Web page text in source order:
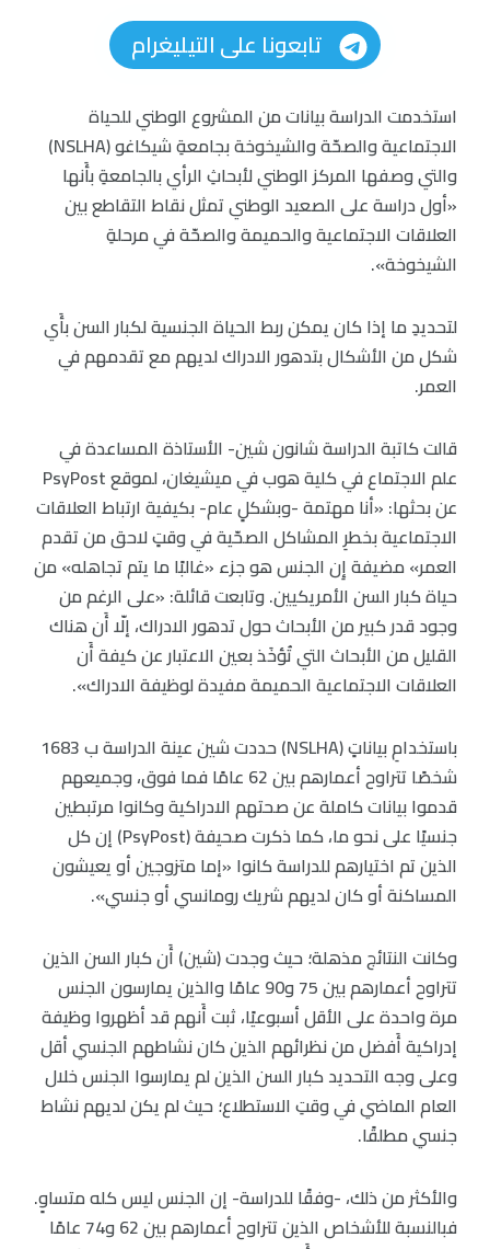
تابعونا على التيليغرام
استخدمت الدراسة بيانات من المشروع الوطني للحياة
الاجتماعية والصحّة والشيخوخة بجامعةِ شيكاغو (NSLHA)
والتي وصفها المركز الوطني لأبحاثِ الرأي بالجامعةِ بأَنها
«أول دراسة على الصعيد الوطني تمثل نقاط التقاطع بين
العلاقات الاجتماعية والحميمة والصحّة في مرحلةِ
الشيخوخة».
لتحديدِ ما إذا كان يمكن ربط الحياة الجنسية لكبار السن بأَي
شكل من الأشكال بتدهور الادراك لديهم مع تقدمهم في
العمر.
قالت كاتبة الدراسة شانون شين- الأستاذة المساعدة في
علم الاجتماع في كلية هوب في ميشيغان، لموقع PsyPost
عن بحثها: «أنا مهتمة -وبشكلٍ عام- بكيفية ارتباط العلاقات
الاجتماعية بخطرِ المشاكل الصحّية في وقتٍ لاحق من تقدم
العمر» مضيفة إِن الجنس هو جزء «غالبًا ما يتم تجاهله» من
حياة كبار السن الأمريكيين. وتابعت قائلة: «على الرغم من
وجود قدر كبير من الأبحاث حول تدهور الادراك، إلّا أَن هناك
القليل من الأبحاث التي تُؤخَذ بعين الاعتبار عن كيفة أَن
العلاقات الاجتماعية الحميمة مفيدة لوظيفة الادراك».
باستخدامِ بياناتٍ (NSLHA) حددت شين عينة الدراسة ب 1683
شخصًا تتراوح أعمارهم بين 62 عامًا فما فوق، وجميعهم
قدموا بيانات كاملة عن صحتهم الادراكية وكانوا مرتبطين
جنسيًا على نحو ما، كما ذكرت صحيفة (PsyPost) إن كل
الذين تم اختيارهم للدراسة كانوا «إما متزوجين أو يعيشون
المساكنة أو كان لديهم شريك رومانسي أو جنسي».
وكانت النتائج مذهلة؛ حيث وجدت (شين) أَن كبار السن الذين
تتراوح أعمارهم بين 75 و90 عامًا والذين يمارسون الجنس
مرة واحدة على الأقل أسبوعيًا، ثبت أَنهم قد أظهروا وظيفة
إدراكية أَفضل من نظرائهم الذين كان نشاطهم الجنسي أقل
وعلى وجه التحديد كبار السن الذين لم يمارسوا الجنس خلال
العام الماضي في وقتِ الاستطلاع؛ حيث لم يكن لديهم نشاط
جنسي مطلقًا.
والأكثر من ذلك، -وفقًا للدراسة- إن الجنس ليس كله متساوٍ.
فبالنسبة للأشخاص الذين تتراوح أعمارهم بين 62 و74 عامًا